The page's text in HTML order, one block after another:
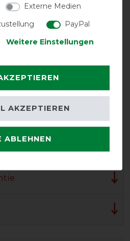
Externe Medien
PayPal
Weitere Einstellungen
ABLEHNEN
AKZEPTIEREN